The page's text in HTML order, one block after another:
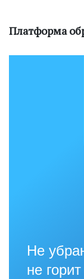
Платформа
Не
не